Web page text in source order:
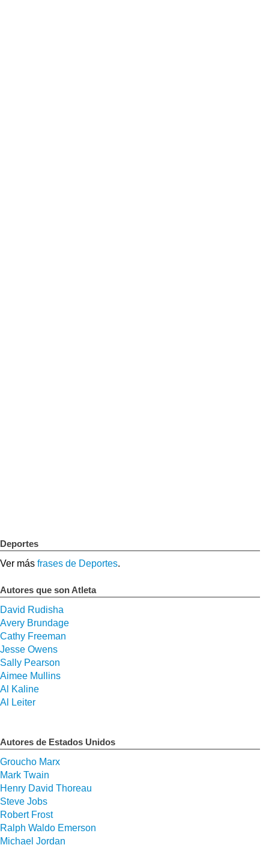
Deportes
Ver más frases de Deportes.
Autores que son Atleta
David Rudisha
Avery Brundage
Cathy Freeman
Jesse Owens
Sally Pearson
Aimee Mullins
Al Kaline
Al Leiter
Autores de Estados Unidos
Groucho Marx
Mark Twain
Henry David Thoreau
Steve Jobs
Robert Frost
Ralph Waldo Emerson
Michael Jordan